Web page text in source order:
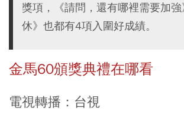
獎項，《請問，還有哪裡需要加
休》也都有4項入圍好成績。
金馬60頒獎典禮在哪看
電視轉播：台視